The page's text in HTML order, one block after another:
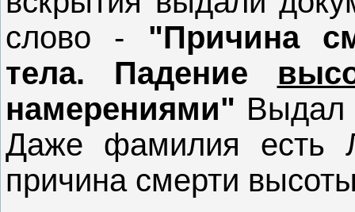
слово - "Причина
тела. Падение
намерениями" Выдал
Даже фамилия есть
причина смерти